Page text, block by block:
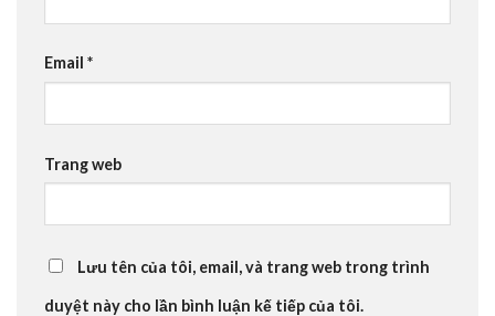
Email *
Trang web
Lưu tên của tôi, email, và trang web trong trình
duyệt này cho lần bình luận kế tiếp của tôi.